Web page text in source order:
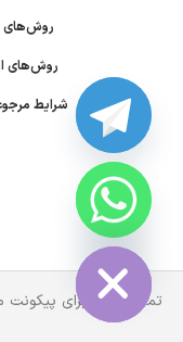
روش‌های
روش‌های
شرایط
تمام حقوق برای
HIDE
CHATY